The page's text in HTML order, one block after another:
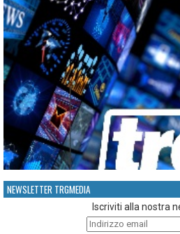
NEWSLETTER TRGMEDIA
Iscriviti alla nostra